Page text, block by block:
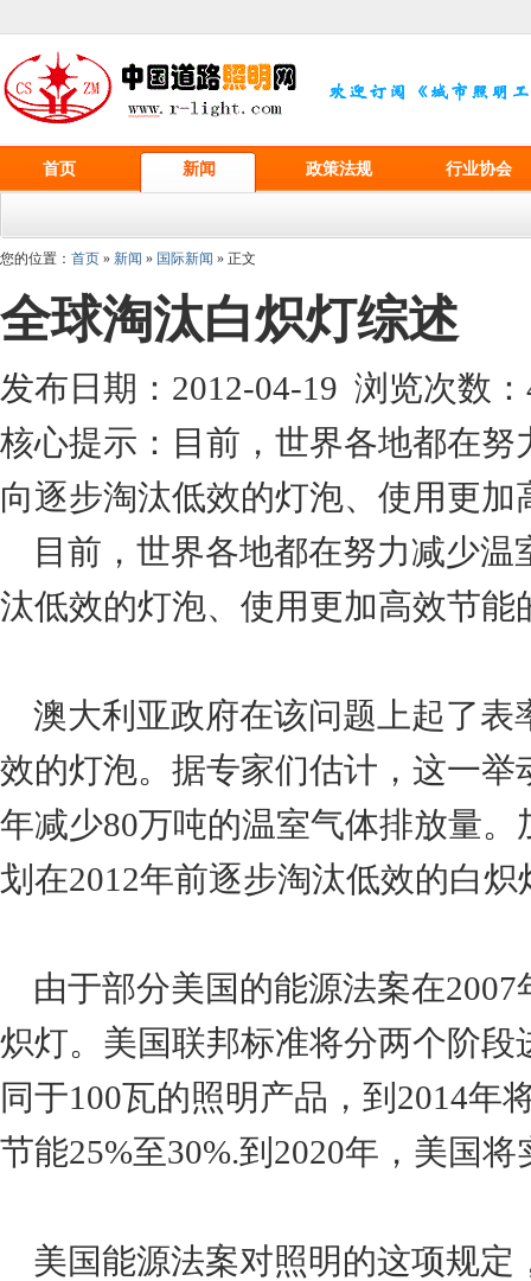
首页 新闻 政策法规 行业协会
您的位置： 首页 » 新闻 » 国际新闻 » 正文
全球淘汰白炽灯综述
发布日期：2012-04-19 浏览次数：
核心提示：目前，世界各地都在
向逐步淘汰低效的灯泡、使用更
目前，世界各地都在努力减少温
汰低效的灯泡、使用更加高效节
澳大利亚政府在该问题上起了表
效的灯泡。据专家们估计，这一举
年减少80万吨的温室气体排放量
划在2012年前逐步淘汰低效的白
由于部分美国的能源法案在2007
炽灯。美国联邦标准将分两个阶
同于100瓦的照明产品，到2014年
节能25%至30%.到2020年，美国
美国能源法案对照明的这项规定